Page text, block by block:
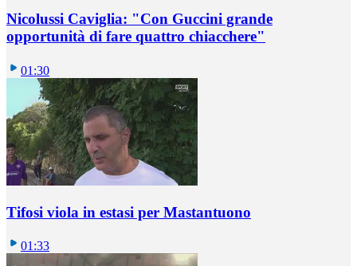
Nicolussi Caviglia: "Con Guccini grande
opportunità di fare quattro chiacchere"
01:30
Tifosi viola in estasi per Mastantuono
01:33